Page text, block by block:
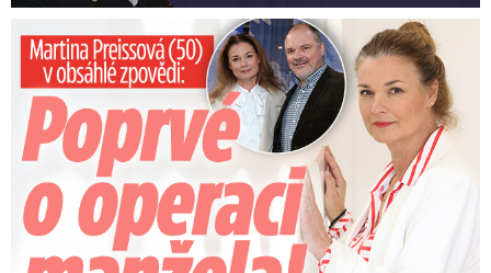
Preissová (50) v obsáhlé zpovědi: Poprvé o operaci manžela